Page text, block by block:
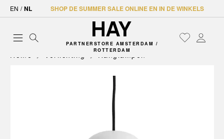
EN / NL SHOP DE SUMMER SALE ONLINE EN IN DE WINKELS
PARTNERSTORE AMSTERDAM /
ROTTERDAM
Home Verlichting Hanglampen